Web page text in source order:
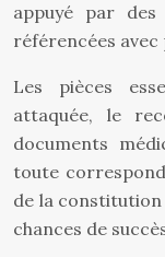
appuyé par des
référencées avec
Les pièces
attaquée, le
documents
toute
de la
chances de